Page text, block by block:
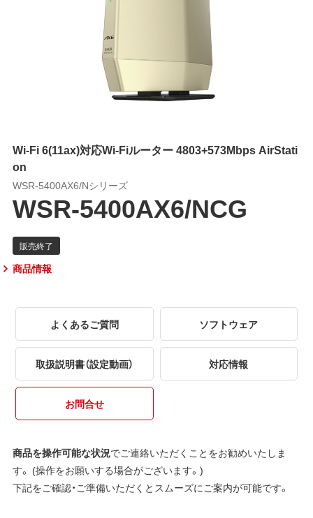
Wi-Fi 6(11ax)対応Wi-Fiルーター 4803+573Mbps AirStati
on
WSR-5400AX6/Nシリーズ
WSR-5400AX6/NCG
商品情報
よくあるご質問 ソフトウェア
取扱説明書（設定動画） 対応情報
お問合せ
商品を操作可能な状況でご連絡いただくことをお勧めいたしま
す。 (操作をお願いする場合がございます。)
下記をご確認・ご準備いただくとスムーズにご案内が可能です。